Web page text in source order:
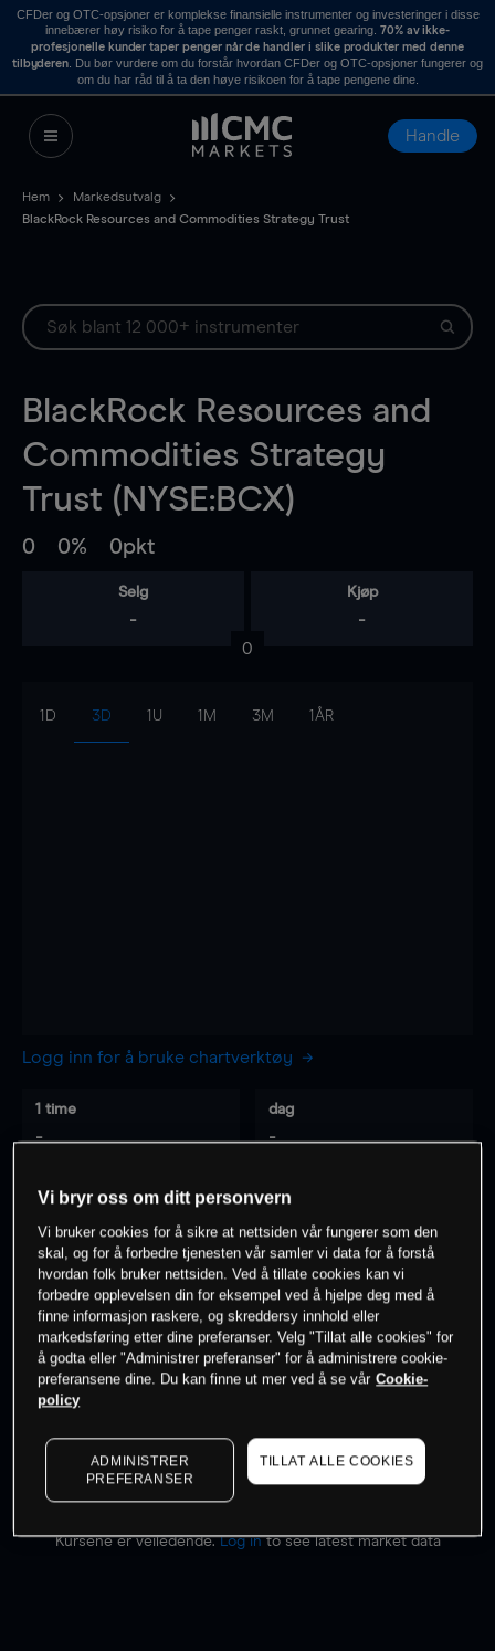
CFDer og OTC-opsjoner er komplekse finansielle instrumenter og investeringer i disse
innebærer høy risiko for å tape penger raskt, grunnet gearing. 70% av ikke-
profesjonelle kunder taper penger når de handler i slike produkter med denne
tilbyderen . Du bør vurdere om du forstår hvordan CFDer og OTC-opsjoner fungerer og
om du har råd til å ta den høye risikoen for å tape pengene dine.
Handle
Hem
Markedsutvalg
BlackRock Resources and Commodities Strategy Trust
BlackRock Resources and
Commodities Strategy
Trust (NYSE:BCX)
0 0% 0pkt
Selg
-
Kjøp
-
0
1D 3D 1U 1M 3M 1ÅR
Logg inn for å bruke chartverktøy
1 time
-
dag
-
7 dager
-
30 dager
-
0% av kunder erpå dette instrumentet
Kursene er veiledende.Log into see latest market data
Vi bryr oss om ditt personvern
Vi bruker cookies for å sikre at nettsiden vår fungerer som den
skal, og for å forbedre tjenesten vår samler vi data for å forstå
hvordan folk bruker nettsiden. Ved å tillate cookies kan vi
forbedre opplevelsen din for eksempel ved å hjelpe deg med å
finne informasjon raskere, og skreddersy innhold eller
markedsføring etter dine preferanser. Velg "Tillat alle cookies" for
å godta eller "Administrer preferanser" for å administrere cookie-
preferansene dine. Du kan finne ut mer ved å se vår Cookie-
policy
ADMINISTRER
PREFERANSER
TILLAT ALLE COOKIES